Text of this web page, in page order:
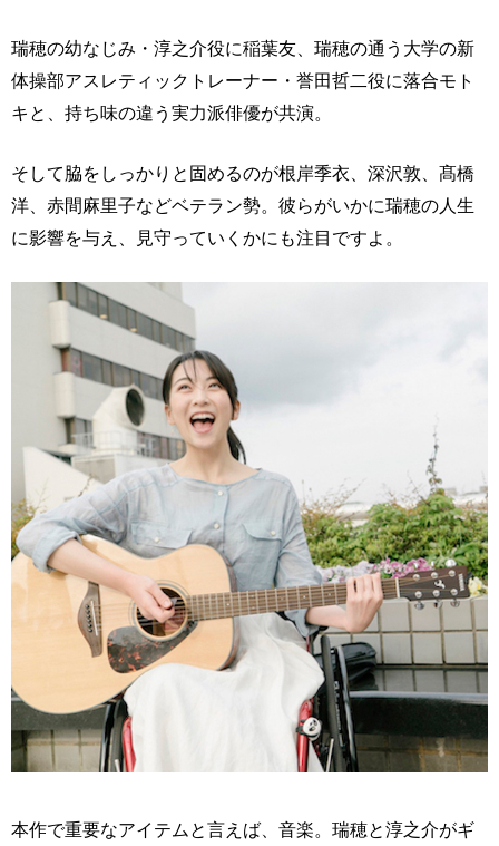
瑞穂の幼なじみ・淳之介役に稲葉友、瑞穂の通う大学の新
体操部アスレティックトレーナー・誉田哲二役に落合モト
キと、持ち味の違う実力派俳優が共演。
そして脇をしっかりと固めるのが根岸季衣、深沢敦、髙橋
洋、赤間麻里子などベテラン勢。彼らがいかに瑞穂の人生
に影響を与え、見守っていくかにも注目ですよ。
本作で重要なアイテムと言えば、音楽。瑞穂と淳之介がギ